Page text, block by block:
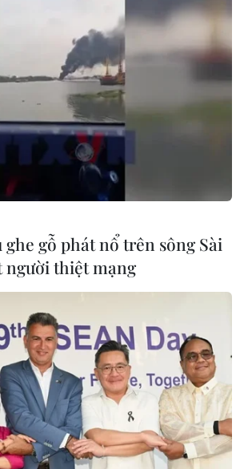
MỤC
nhấn mạnh Tehran
phải đầu hàng
chuẩn bị một
vào Iran?
khẩn cấp, ngăn
trừng phạt
gỗ phát nổ trên sông Sài
người thiệt mạng